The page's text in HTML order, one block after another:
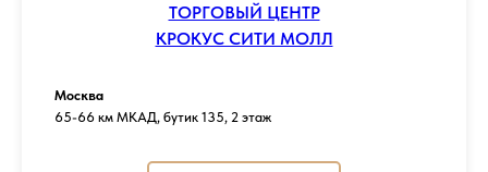
ТОРГОВЫЙ ЦЕНТР
КРОКУС СИТИ МОЛЛ
Москва
65-66 км МКАД, бутик 135, 2 этаж